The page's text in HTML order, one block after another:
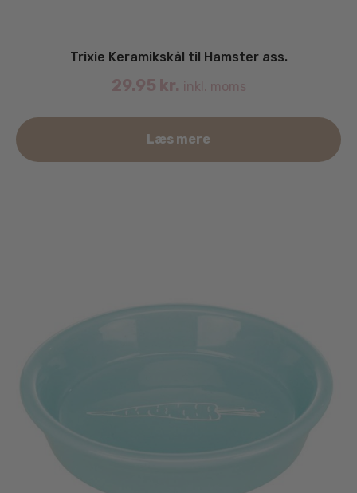
Trixie Keramikskål til Hamster ass.
29.95 kr. inkl. moms
Læs mere